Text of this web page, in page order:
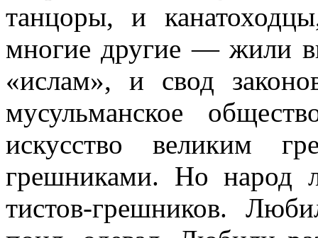
танцоры, и
многие другие — жили
«ислам», и свод
мусульманское
искусство великим
грешниками. Но народ
тистов-грешников.